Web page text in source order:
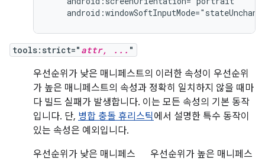
tools:strict=" attr, ... "
우선순위가 낮은 매니페스트의 이러한 속성이 우선순위
가 높은 매니페스트의 속성과 정확히 일치하지 않을 때마
다 빌드 실패가 발생합니다. 이는 모든 속성의 기본 동작
입니다. 단, 병합 충돌 휴리스틱 에서 설명한 특수 동작이
있는 속성은 예외입니다.
우선순위가 낮은 매니페스
우선순위가 높은 매니페스